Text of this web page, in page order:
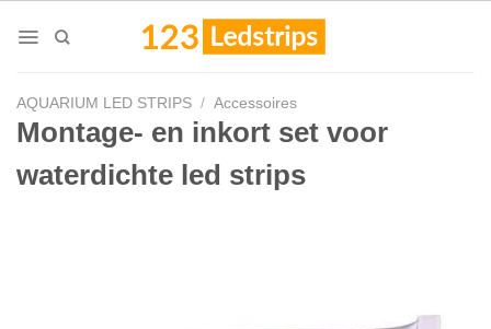
AQUARIUM LED STRIPS / Accessoires
Montage- en inkort set voor
waterdichte led strips